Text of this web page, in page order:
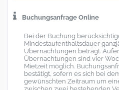
Buchungsanfrage Online
Bei der Buchung
Mindestaufenthaltsdauer
Übernachtungen beträgt.
Übernachtungen sind vier
Mietzeit möglich.
bestätigt, sofern es sich bei
gewünschten Zeitraum um